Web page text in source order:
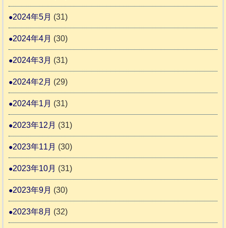
2024年5月 (31)
2024年4月 (30)
2024年3月 (31)
2024年2月 (29)
2024年1月 (31)
2023年12月 (31)
2023年11月 (30)
2023年10月 (31)
2023年9月 (30)
2023年8月 (32)